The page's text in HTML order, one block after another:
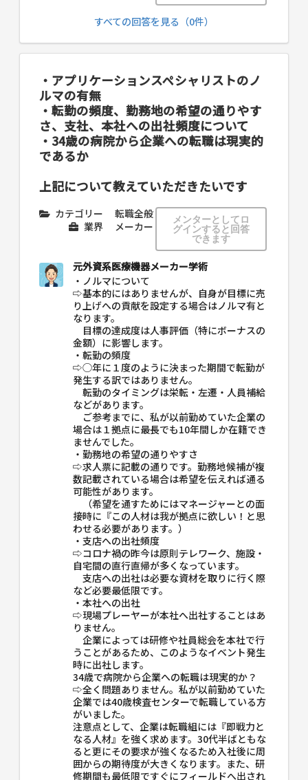
すべての回答を見る（0件）
・アプリケーションスペシャリストのノ
ルマの有無
・転勤の頻度、勤務地の希望の通りやす
さ、支社、本社への出社頻度について
・34歳の病院から企業への転職は現実的
であるか
上記について教えていただきたいです
カテゴリー
転職全般
業界
メーカー
メンターとしてロ
グインすると回答
できます
元外資系医療機器メーカー学術
・ノルマについて
⇨基本的にはありませんが、自身が目標に売
り上げへの貢献を設定する場合はノルマ有と
なります。
目標の達成度は人事評価（特にボーナスの
金額）に影響します。
・転勤の頻度
⇨◯年に１度のように決まった期間で転勤が
発生する訳ではありません。
転勤のタイミングは栄転・左遷・人員補給
などがあります。
ご参考までに、私が以前勤めていた企業の
場合は１拠点に最長でも10年間しか在籍でき
ませんでした。
・勤務地の希望の通りやすさ
⇨求人票に記載の通りです。勤務地候補が複
数記載されている場合は希望を伝えれば通る
可能性があります。
（希望を通すためにはマネージャーとの面
接時に『この人材は我が拠点に欲しい！と思
わせる必要があります。）
・支店への出社頻度
⇨コロナ禍の昨今は原則テレワーク、施設・
自宅間の直行直帰が多くなっています。
支店への出社は必要な資材を取りに行く際
など必要最低限です。
・本社への出社
⇨現場プレーヤーが本社へ出社することはあ
りません。
企業によっては研修や社員総会を本社で行
うことがあるため、このようなイベント発生
時に出社します。
34歳で病院から企業への転職は現実的か？
⇨全く問題ありません。私が以前勤めていた
企業では40歳検査センターで転職している方
がいました。
注意点として、企業は転職組には『即戦力と
なる人材』を強く求めます。30代半ばともな
ると更にその要求が強くなるため入社後に周
囲からの期待度が大きくなります。また、研
修期間も最低限ですぐにフィールドへ出され